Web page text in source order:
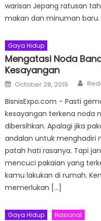
warisan Jepang ratusan
makan dan minuman baru.
Gaya Hidup
Mengatasi Noda
Kesayangan
Posted
on
October 28, 2019
BisnisExpo.com – Pasti
kesayangan terkena noda
dibersihkan. Apalagi jika
andalan untuk menghadiri
patah hati rasanya. Tapi
mencuci pakaian yang
kamu lakukan di rumah.
memerlukan […]
Gaya Hidup Nasional